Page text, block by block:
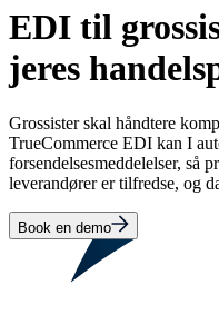
EDI til
jeres
Grossister skal håndtere
TrueCommerce EDI kan I
forsendelsesmeddelelser, så
leverandører er tilfredse, og
Book en demo